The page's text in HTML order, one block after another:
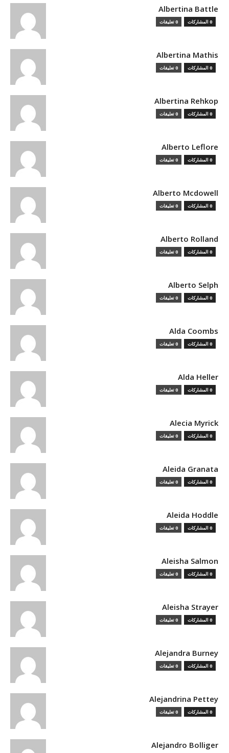
Albertina Battle
0 المشاركات 0 تعليقات
Albertina Mathis
0 المشاركات 0 تعليقات
Albertina Rehkop
0 المشاركات 0 تعليقات
Alberto Leflore
0 المشاركات 0 تعليقات
Alberto Mcdowell
0 المشاركات 0 تعليقات
Alberto Rolland
0 المشاركات 0 تعليقات
Alberto Selph
0 المشاركات 0 تعليقات
Alda Coombs
0 المشاركات 0 تعليقات
Alda Heller
0 المشاركات 0 تعليقات
Alecia Myrick
0 المشاركات 0 تعليقات
Aleida Granata
0 المشاركات 0 تعليقات
Aleida Hoddle
0 المشاركات 0 تعليقات
Aleisha Salmon
0 المشاركات 0 تعليقات
Aleisha Strayer
0 المشاركات 0 تعليقات
Alejandra Burney
0 المشاركات 0 تعليقات
Alejandrina Pettey
0 المشاركات 0 تعليقات
Alejandro Bolliger